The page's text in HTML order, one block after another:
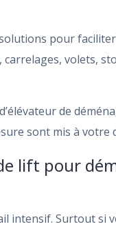
pour
volets,
de
sont mis à votre
lift pour
intensif. Surtout si